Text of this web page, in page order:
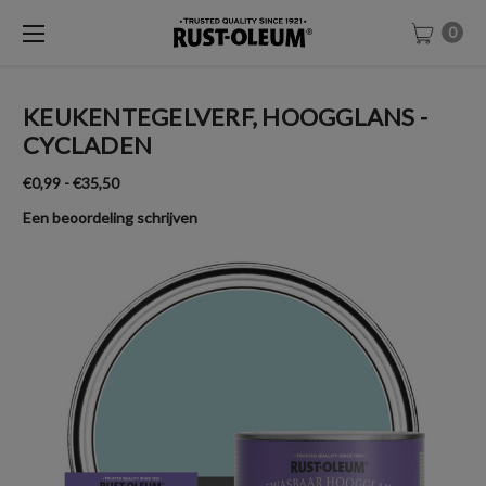
0
KEUKENTEGELVERF, HOOGGLANS -
CYCLADEN
€0,99 - €35,50
Een beoordeling schrijven